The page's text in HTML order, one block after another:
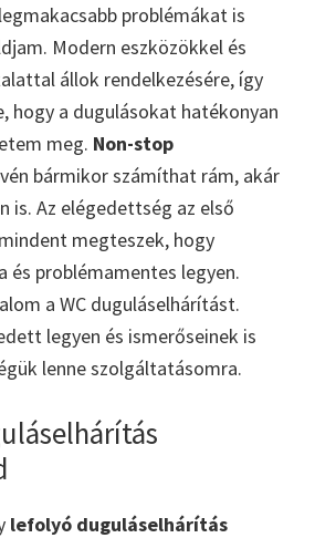
problémákat is
Modern eszközökkel és
állok rendelkezésére, így
hogy a dugulásokat hatékonyan
meg. Non-stop
bármikor számíthat rám, akár
is. Az elégedettség az első
megteszek, hogy
problémamentes legyen.
a WC duguláselhárítást.
legyen és ismerőseinek is
lenne szolgáltatásomra.
lefolyó duguláselhárítás